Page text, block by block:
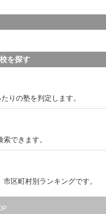
を探す
りの塾を判定します。
できます。
区町村別ランキングです。